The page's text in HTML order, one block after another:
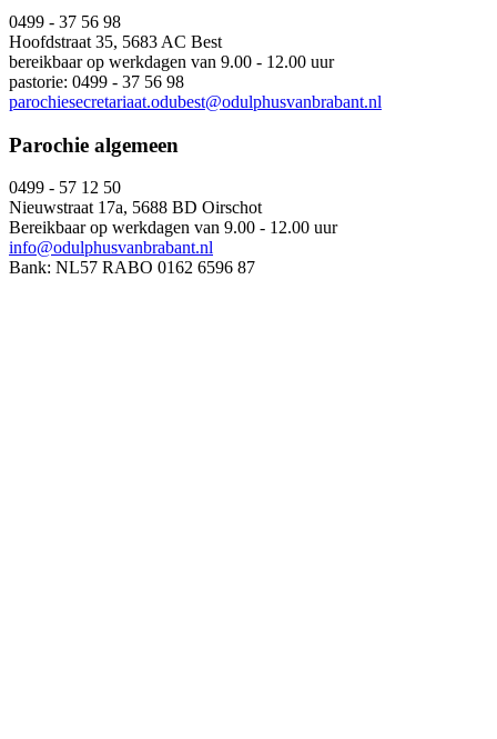
0499 - 37 56 98
Hoofdstraat 35, 5683 AC Best
bereikbaar op werkdagen van 9.00 - 12.00 uur
pastorie: 0499 - 37 56 98
parochiesecretariaat.odubest@odulphusvanbrabant.nl
Parochie algemeen
0499 - 57 12 50
Nieuwstraat 17a, 5688 BD Oirschot
Bereikbaar op werkdagen van 9.00 - 12.00 uur
info@odulphusvanbrabant.nl
Bank: NL57 RABO 0162 6596 87